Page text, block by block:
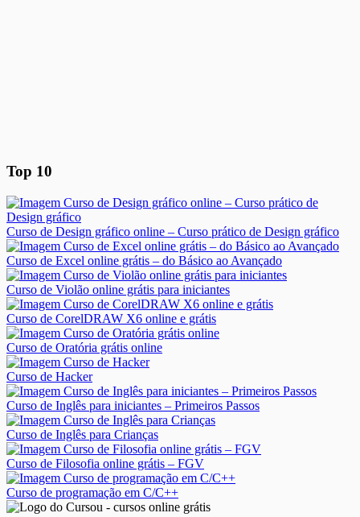
Top 10
Curso de Design gráfico online – Curso prático de Design gráfico
Curso de Excel online grátis – do Básico ao Avançado
Curso de Violão online grátis para iniciantes
Curso de CorelDRAW X6 online e grátis
Curso de Oratória grátis online
Curso de Hacker
Curso de Inglês para iniciantes – Primeiros Passos
Curso de Inglês para Crianças
Curso de Filosofia online grátis – FGV
Curso de programação em C/C++